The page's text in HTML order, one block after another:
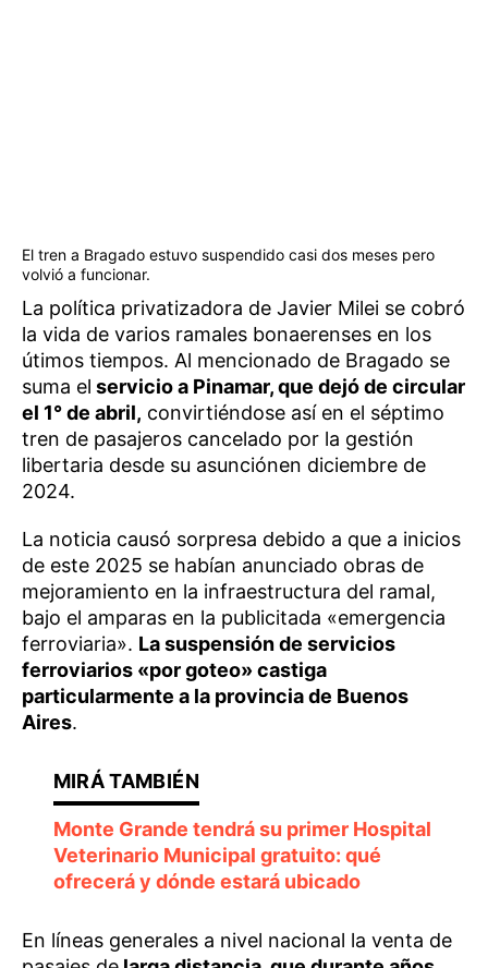
El tren a Bragado estuvo suspendido casi dos meses pero
volvió a funcionar.
La política privatizadora de Javier Milei se cobró
la vida de varios ramales bonaerenses en los
útimos tiempos. Al mencionado de Bragado se
suma el servicio a Pinamar, que dejó de circular
el 1° de abril, convirtiéndose así en el séptimo
tren de pasajeros cancelado por la gestión
libertaria desde su asunciónen diciembre de
2024.
La noticia causó sorpresa debido a que a inicios
de este 2025 se habían anunciado obras de
mejoramiento en la infraestructura del ramal,
bajo el amparas en la publicitada «emergencia
ferroviaria». La suspensión de servicios
ferroviarios «por goteo» castiga
particularmente a la provincia de Buenos
Aires.
Monte Grande tendrá su primer Hospital
Veterinario Municipal gratuito: qué
ofrecerá y dónde estará ubicado
En líneas generales a nivel nacional la venta de